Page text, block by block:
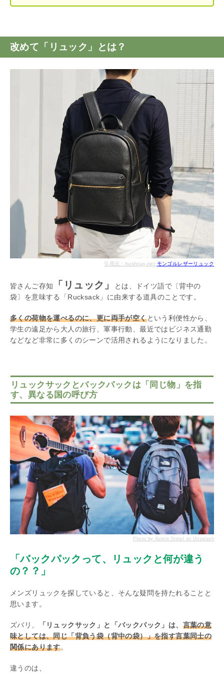
改めて「リュック」とは？
引用元：hushtug.net モンゴルレザーリュック
皆さんご存知 「リュック」
とは、ドイツ語で〔背中の
袋〕を意味する「Rucksack」に由来する道具のことです。
多くの荷物を運べるのに、更に両手が空くという利便性から、
学生の遠足から大人の旅行、軍事行動、最近ではビジネス通勤
などなど非常に多くのシーンで活用されるようになりました。
リュックサックとバックパックは「同じ物」を指
す、異なる国の呼び方
Photo by Austin Distel on Unsplash
「バックパックって、リュックと何が違う
の？？」
メンズリュックを探していると、そんな疑問を持たれることと
思います。
ズバリ、 「リュックサック」と「バックパック」は、 言葉の意
味としては、同じ「背負う袋（背中の袋）」を指す言葉同士の
関係にあります。
違うのは、